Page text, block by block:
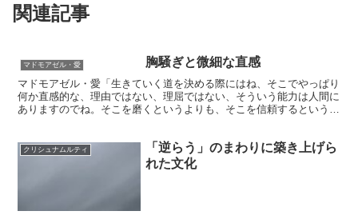
関連記事
マドモアゼル・愛 胸騒ぎと微細な直感
マドモアゼル・愛「生きていく道を決める際にはね、そこでやっぱり
何か直感的な、理由ではない、理屈ではない、そういう能力は人間に
ありますのでね。そこを磨くというよりも、そこを信頼するというこ
クリシュナムルティ
「逆らう」のまわりに築き上げら
れた文化